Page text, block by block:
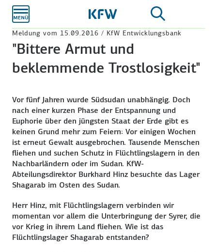
Hauptinhalt
Meldung vom 15.09.2016 / KfW Entwicklungsbank
"Bittere Armut und
beklemmende Trostlosigkeit"
Vor fünf Jahren wurde Südsudan unabhängig. Doch
nach einer kurzen Phase der Entspannung und
Euphorie über den jüngsten Staat der Erde gibt es
keinen Grund mehr zum Feiern: Vor einigen Wochen
ist erneut Gewalt ausgebrochen. Tausende Menschen
fliehen und suchen Schutz in Flüchtlingslagern in den
Nachbarländern oder im Sudan. KfW-
Abteilungsdirektor Burkhard Hinz besuchte das Lager
Shagarab im Osten des Sudan.
Herr Hinz, mit Flüchtlingslagern verbinden wir
momentan vor allem die Unterbringung der Syrer, die
vor Krieg in ihrem Land fliehen. Wie ist das
Flüchtlingslager Shagarab entstanden?